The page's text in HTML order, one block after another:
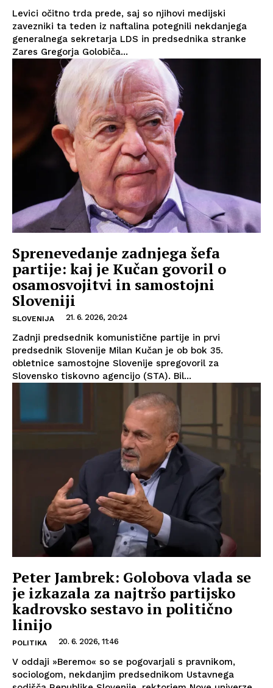
Levici očitno trda prede, saj so njihovi medijski
zavezniki ta teden iz naftalina potegnili nekdanjega
generalnega sekretarja LDS in predsednika stranke
Zares Gregorja Golobiča...
Sprenevedanje zadnjega šefa
partije: kaj je Kučan govoril o
osamosvojitvi in samostojni
Sloveniji
SLOVENIJA 21. 6. 2026, 20:24
Zadnji predsednik komunistične partije in prvi
predsednik Slovenije Milan Kučan je ob bok 35.
obletnice samostojne Slovenije spregovoril za
Slovensko tiskovno agencijo (STA). Bil...
Peter Jambrek: Golobova vlada se
je izkazala za najtršo partijsko
kadrovsko sestavo in politično
linijo
POLITIKA 20. 6. 2026, 11:46
V oddaji »Beremo« so se pogovarjali s pravnikom,
sociologom, nekdanjim predsednikom Ustavnega